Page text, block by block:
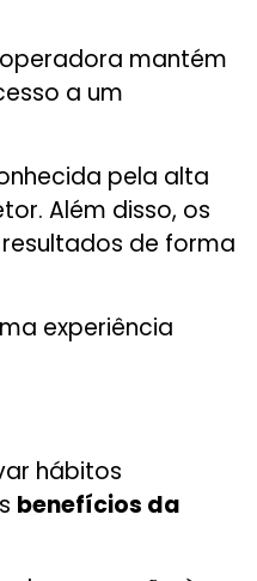
mantém
a um
pela alta
Além disso, os
de forma
experiência
hábitos
benefícios da